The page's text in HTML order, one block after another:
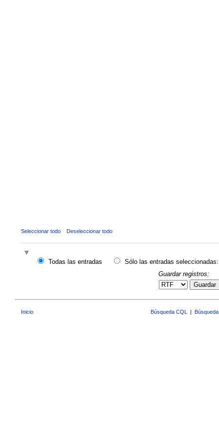
Seleccionar todo Deseleccionar todo
Todas las entradas
Sólo las entradas seleccionadas:
Guardar registros:
Guardar
Inicio Búsqueda CQL